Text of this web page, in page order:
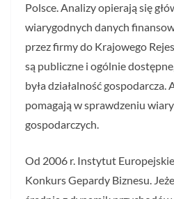
Polsce. Analizy opierają się
wiarygodnych danych
przez firmy do Krajowego
są publiczne i ogólnie
była działalność gospodarcza.
pomagają w sprawdzeniu
gospodarczych.
Od 2006 r. Instytut
Konkurs Gepardy Biznesu.